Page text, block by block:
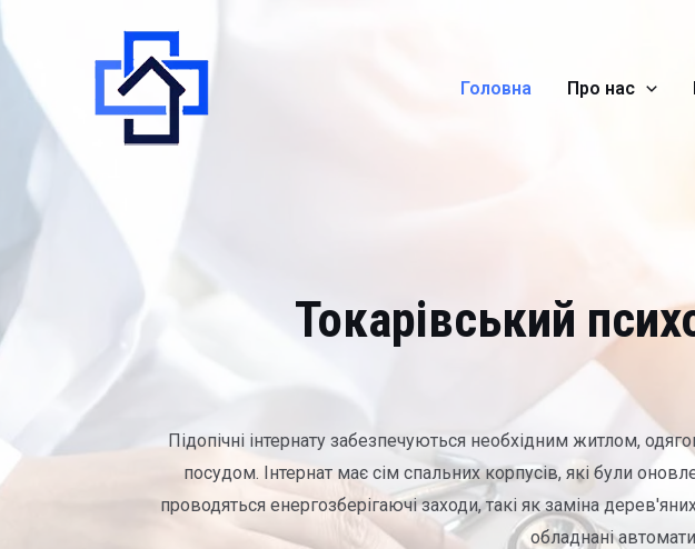
Головна Про нас
Токарівський
Підопічні інтернату забезпечуються необхідним житлом,
посудом. Інтернат має сім спальних корпусів, які були
проводяться енергозберігаючі заходи, такі як заміна
обладнані